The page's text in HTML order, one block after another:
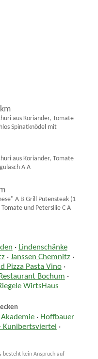
aus Koriander, Tomate
Spinatknödel mit
aus Koriander, Tomate
A A
A B Grill Putensteak (1
und Petersilie C A
· Lindenschänke
· Janssen Chemnitz·
Pizza Pasta Vino·
Bochum ·
WirtsHaus
Akademie· Hoffbauer
Kunibertsviertel ·
besteht kein Anspruch auf